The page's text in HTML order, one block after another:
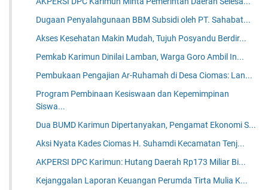
Dugaan Penyalahgunaan BBM Subsidi oleh PT. Sahabat...
Akses Kesehatan Makin Mudah, Tujuh Posyandu Berdir...
Pemkab Karimun Dinilai Lamban, Warga Goro Ambil In...
Pembukaan Pengajian Ar-Ruhamah di Desa Ciomas: Lan...
Program Pembinaan Kesiswaan dan Kepemimpinan
Siswa...
Dua BUMD Karimun Dipertanyakan, Pengamat Ekonomi S...
Aksi Nyata Kades Ciomas H. Suhamdi Kecamatan Tenj...
AKPERSI DPC Karimun: Hutang Daerah Rp173 Miliar Bi...
Kejanggalan Laporan Keuangan Perumda Tirta Mulia K...